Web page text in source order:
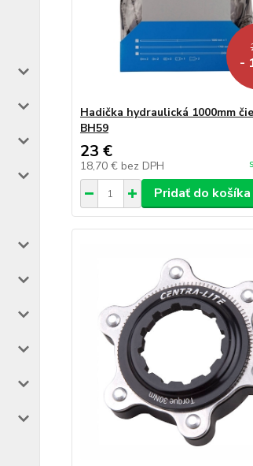
-
Hadička hydraulická 1000mm
BH59
23 €
18,70 € bez DPH
Pridať do košíka